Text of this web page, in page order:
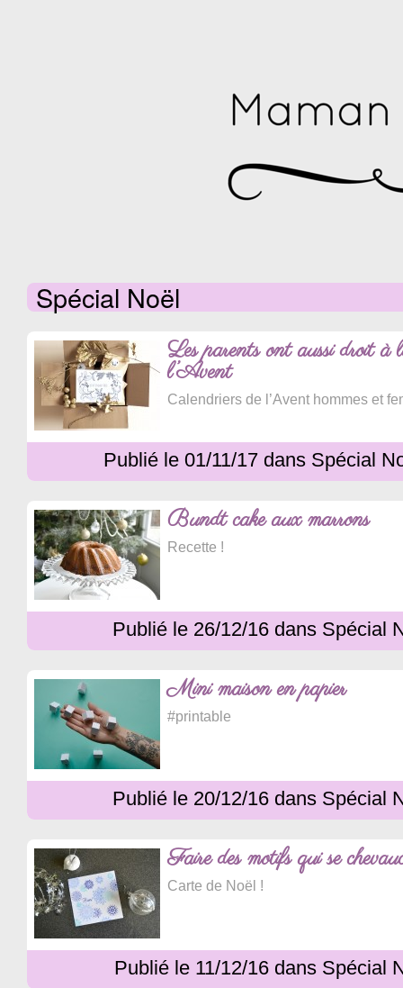
Spécial Noël
Les parents ont aussi droit à
l’Avent
Calendriers de l’Avent hommes et
Publié le 01/11/17 dans Spécial
Bundt cake aux marrons
Recette !
Publié le 26/12/16 dans Spécial
Mini maison en papier
#printable
Publié le 20/12/16 dans Spécial
Faire des motifs qui se
Carte de Noël !
Publié le 11/12/16 dans Spécial